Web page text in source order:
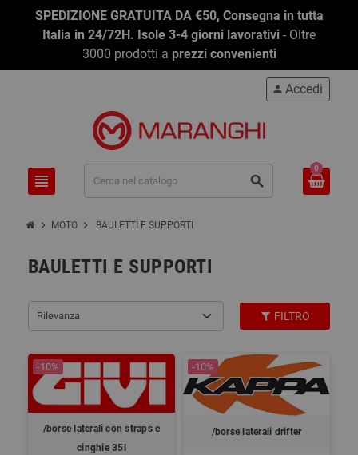
SPEDIZIONE GRATUITA DA €50, Consegna in tutta
Italia in 24/72H. Isole 3-4 giorni lavorativi - Oltre
3000 prodotti a prezzi convenienti
view_headline search
person Accedi
0
chevron_right MOTO chevron_right BAULETTI E SUPPORTI
BAULETTI E SUPPORTI
Rilevanza FILTRO
-10%
/borse laterali con straps e
cinghie 35l
-10%
/borse laterali drifter